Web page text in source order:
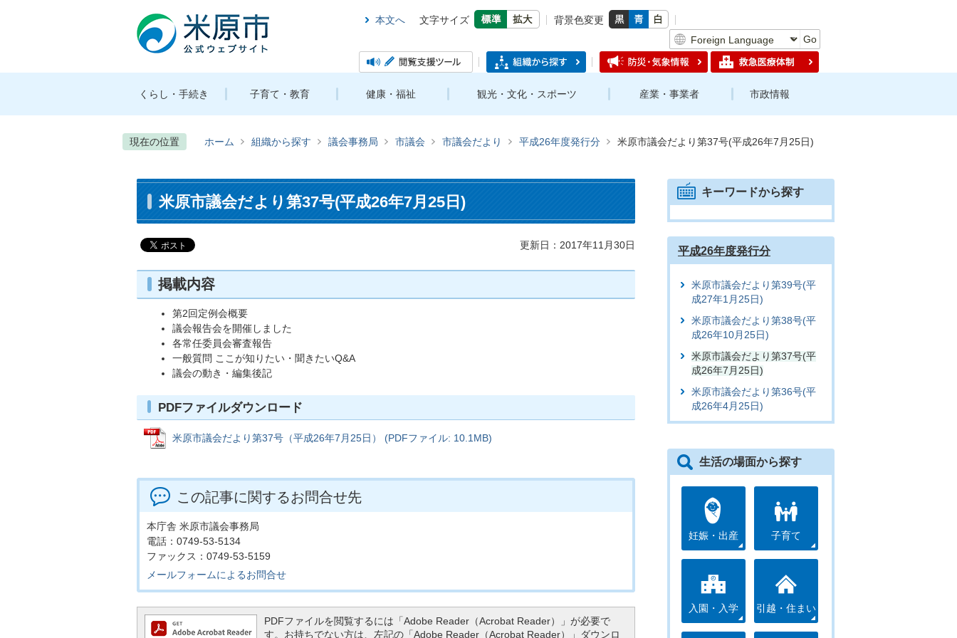
本文へ 文字サイズ
背景色変更
Go
くらし・手続き 子育て・教育 健康・福祉 観光・文化・スポーツ 産業・事業者 市政情報
現在の位置 ホーム 組織から探す 議会事務局 市議会 市議会だより 平成26年度発行分 米原市議会だより第37号(平成26年7月25日)
米原市議会だより第37号(平成26年7月25日)
更新日：2017年11月30日
掲載内容
第2回定例会概要
議会報告会を開催しました
各常任委員会審査報告
一般質問 ここが知りたい・聞きたいQ&A
議会の動き・編集後記
PDFファイルダウンロード
米原市議会だより第37号（平成26年7月25日） (PDFファイル: 10.1MB)
この記事に関するお問合せ先
本庁舎 米原市議会事務局
電話：0749-53-5134
ファックス：0749-53-5159
メールフォームによるお問合せ
PDFファイルを閲覧するには「Adobe Reader（Acrobat Reader）」が必要で
す。お持ちでない方は、左記の「Adobe Reader（Acrobat Reader）」ダウンロ
キーワードから探す
平成26年度発行分
米原市議会だより第39号(平
成27年1月25日)
米原市議会だより第38号(平
成26年10月25日)
米原市議会だより第37号(平
成26年7月25日)
米原市議会だより第36号(平
成26年4月25日)
生活の場面から探す
妊娠・出産 子育て
入園・入学 引越・住まい